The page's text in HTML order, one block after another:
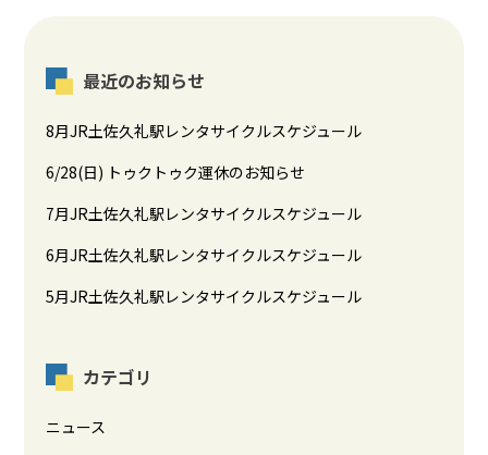
最近のお知らせ
8月JR土佐久礼駅レンタサイクルスケジュール
6/28(日) トゥクトゥク運休のお知らせ
7月JR土佐久礼駅レンタサイクルスケジュール
6月JR土佐久礼駅レンタサイクルスケジュール
5月JR土佐久礼駅レンタサイクルスケジュール
カテゴリ
ニュース